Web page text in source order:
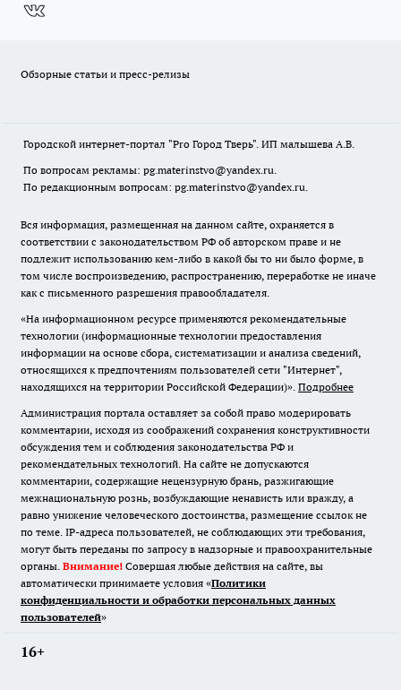
Обзорные статьи и пресс-релизы
Городской интернет-портал "Pro Город Тверь". ИП малышева А.В.
По вопросам рекламы: pg.materinstvo@yandex.ru.
По редакционным вопросам: pg.materinstvo@yandex.ru.
Вся информация, размещенная на данном сайте, охраняется в
соответствии с законодательством РФ об авторском праве и не
подлежит использованию кем-либо в какой бы то ни было форме, в
том числе воспроизведению, распространению, переработке не иначе
как с письменного разрешения правообладателя.
«На информационном ресурсе применяются рекомендательные
технологии (информационные технологии предоставления
информации на основе сбора, систематизации и анализа сведений,
относящихся к предпочтениям пользователей сети "Интернет",
находящихся на территории Российской Федерации)». Подробнее
Администрация портала оставляет за собой право модерировать
комментарии, исходя из соображений сохранения конструктивности
обсуждения тем и соблюдения законодательства РФ и
рекомендательных технологий. На сайте не допускаются
комментарии, содержащие нецензурную брань, разжигающие
межнациональную рознь, возбуждающие ненависть или вражду, а
равно унижение человеческого достоинства, размещение ссылок не
по теме. IP-адреса пользователей, не соблюдающих эти требования,
могут быть переданы по запросу в надзорные и правоохранительные
органы. Внимание! Совершая любые действия на сайте, вы
автоматически принимаете условия «Политики
конфиденциальности и обработки персональных данных
пользователей»
16+